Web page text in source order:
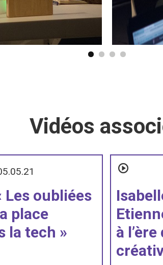
Vidéos
Les oubliées
place
la tech »
à